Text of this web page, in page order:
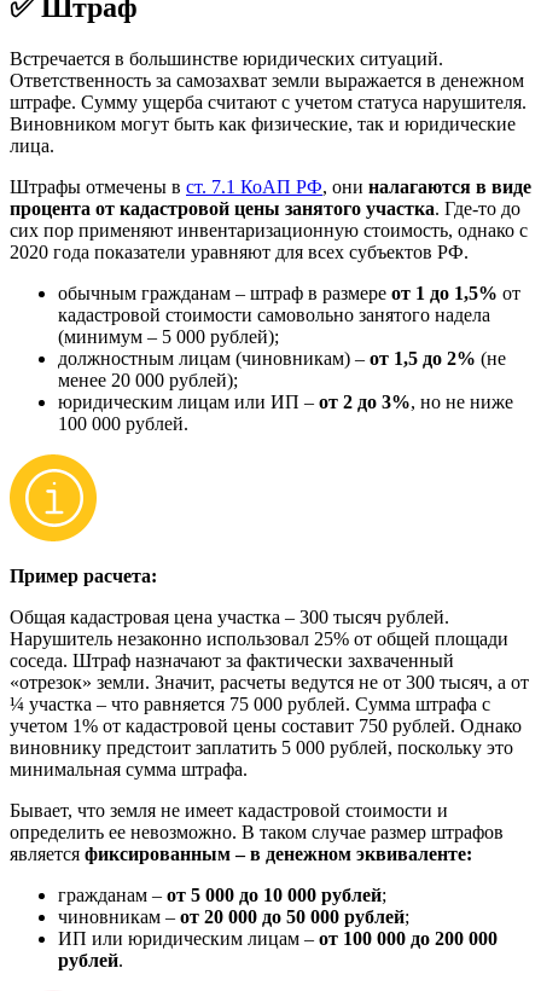
✅ Штраф
Встречается в большинстве юридических ситуаций.
Ответственность за самозахват земли выражается в денежном
штрафе. Сумму ущерба считают с учетом статуса нарушителя.
Виновником могут быть как физические, так и юридические
лица.
Штрафы отмечены в ст. 7.1 КоАП РФ, они налагаются в виде
процента от кадастровой цены занятого участка. Где-то до
сих пор применяют инвентаризационную стоимость, однако с
2020 года показатели уравняют для всех субъектов РФ.
обычным гражданам – штраф в размере от 1 до 1,5% от
кадастровой стоимости самовольно занятого надела
(минимум – 5 000 рублей);
должностным лицам (чиновникам) – от 1,5 до 2% (не
менее 20 000 рублей);
юридическим лицам или ИП – от 2 до 3%, но не ниже
100 000 рублей.
Пример расчета:
Общая кадастровая цена участка – 300 тысяч рублей.
Нарушитель незаконно использовал 25% от общей площади
соседа. Штраф назначают за фактически захваченный
«отрезок» земли. Значит, расчеты ведутся не от 300 тысяч, а от
¼ участка – что равняется 75 000 рублей. Сумма штрафа с
учетом 1% от кадастровой цены составит 750 рублей. Однако
виновнику предстоит заплатить 5 000 рублей, поскольку это
минимальная сумма штрафа.
Бывает, что земля не имеет кадастровой стоимости и
определить ее невозможно. В таком случае размер штрафов
является фиксированным – в денежном эквиваленте:
гражданам – от 5 000 до 10 000 рублей;
чиновникам – от 20 000 до 50 000 рублей;
ИП или юридическим лицам – от 100 000 до 200 000
рублей.